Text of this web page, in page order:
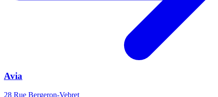
Avia
28 Rue Bergeron-Vebret